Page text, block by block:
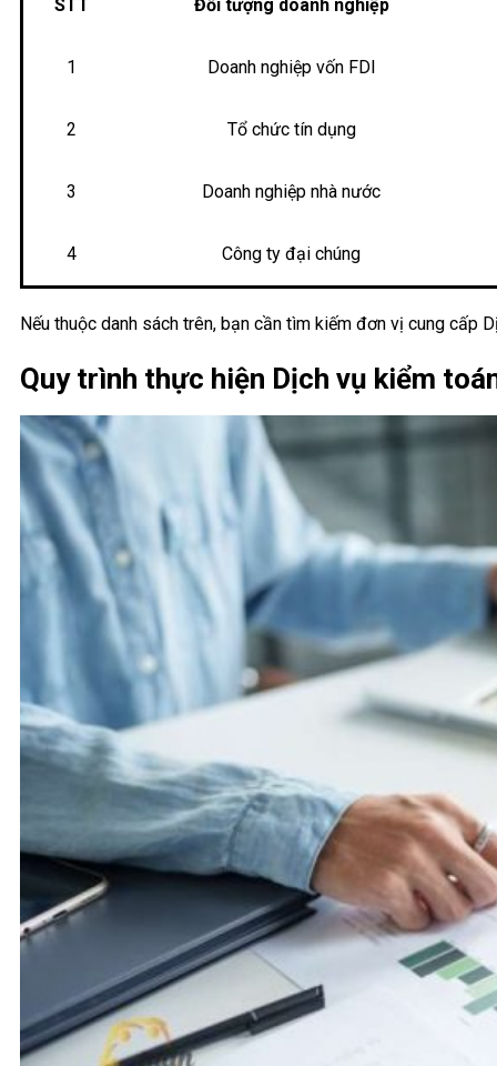
STT Đối tượng doanh nghiệp
1 Doanh nghiệp vốn FDI
2 Tổ chức tín dụng
3 Doanh nghiệp nhà nước
4 Công ty đại chúng
Nếu thuộc danh sách trên, bạn cần tìm kiếm đơn vị cung cấp
Quy trình thực hiện Dịch vụ kiểm